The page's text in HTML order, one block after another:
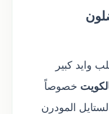
وايد كبير
خصوصاً
المودرن